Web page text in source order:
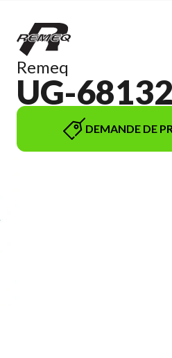
Remeq
UG-
DEMANDE DE